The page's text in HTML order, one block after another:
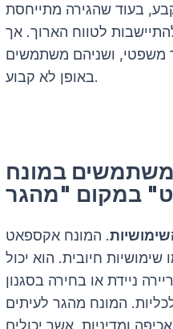
בעוד שהגירה מתייחסת
לטווח הארוך. אך
משפטי, ושניהם משתמשים
באופן לא קבוע.
במונח
. המונח אקספאט
חיובית. הוא יכול
ניידת או בחירה בסגנון
המונח מהגר לעיתים
ומדיניות, אשר יכולים